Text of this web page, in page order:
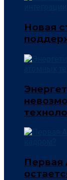
Новая
Первая